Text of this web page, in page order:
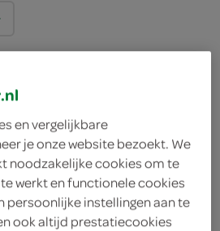
en vergelijkbare
je onze website bezoekt. We
noodzakelijke cookies om te
werkt en functionele cookies
persoonlijke instellingen aan te
ook altijd prestatiecookies